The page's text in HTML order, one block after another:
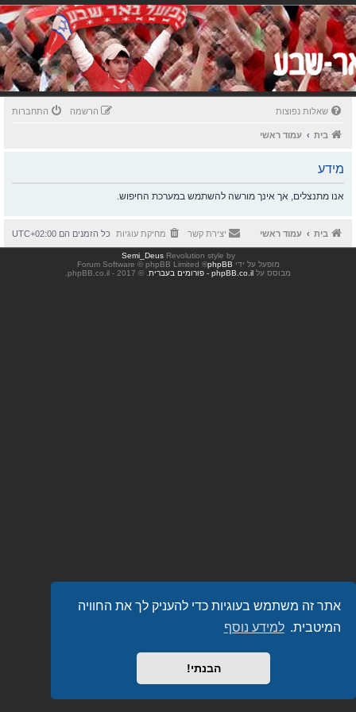
אתר זה משתמש בעוגיות כדי להעניק לך את החוויה
המיטבית. למידע נוסף
הבנתי!
שאלות נפוצות התחברות הרשמה
בית עמוד ראשי
מידע
אנו מתנצלים, אך אינך מורשה להשתמש במערכת החיפוש.
בית עמוד ראשי כל הזמנים הם UTC+02:00 מחיקת עוגיות יצירת קשר
Revolution style by
Semi_Deus
מופעל על ידי phpBB
® Forum Software © phpBB Limited
מבוסס על phpBB.co.il - פורומים בעברית . © 2017 - phpBB.co.il.